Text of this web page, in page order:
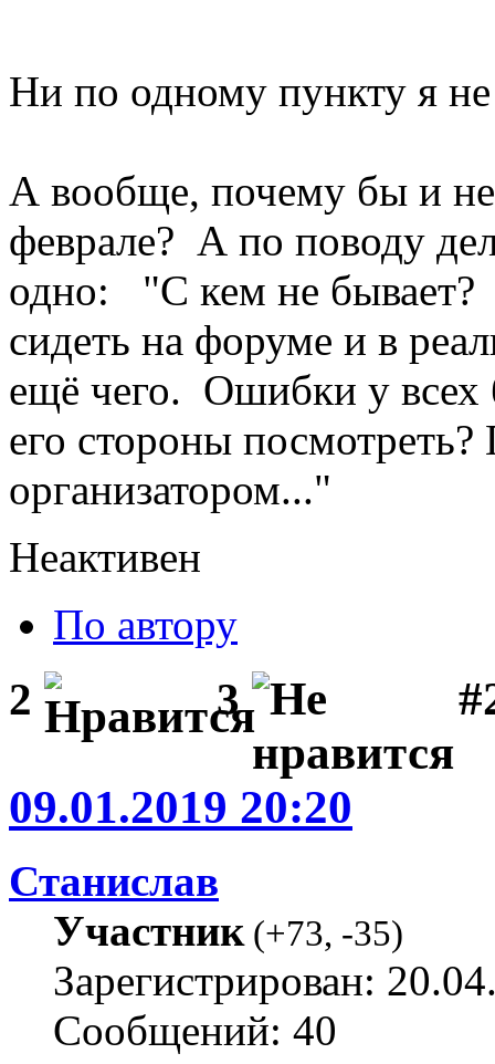
Ни по одному пункту я
А вообще, почему бы и
феврале? А по поводу
одно: "С кем не бывает?
сидеть на форуме и в
ещё чего. Ошибки у всех
его стороны посмотреть?
организатором..."
Неактивен
По автору
2 3
09.01.2019 20:20
Станислав
Участник(+73, -35)
Зарегистрирован:
Сообщений: 40